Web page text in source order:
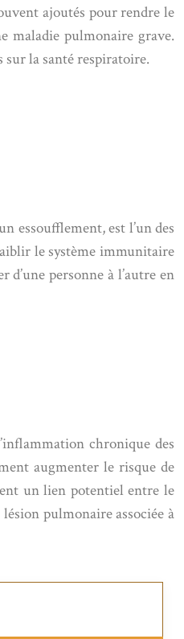
ajoutés pour rendre le
maladie pulmonaire grave.
la santé respiratoire.
essoufflement, est l’un des
le système immunitaire
personne à l’autre en
chronique des
augmenter le risque de
un lien potentiel entre le
pulmonaire associée à